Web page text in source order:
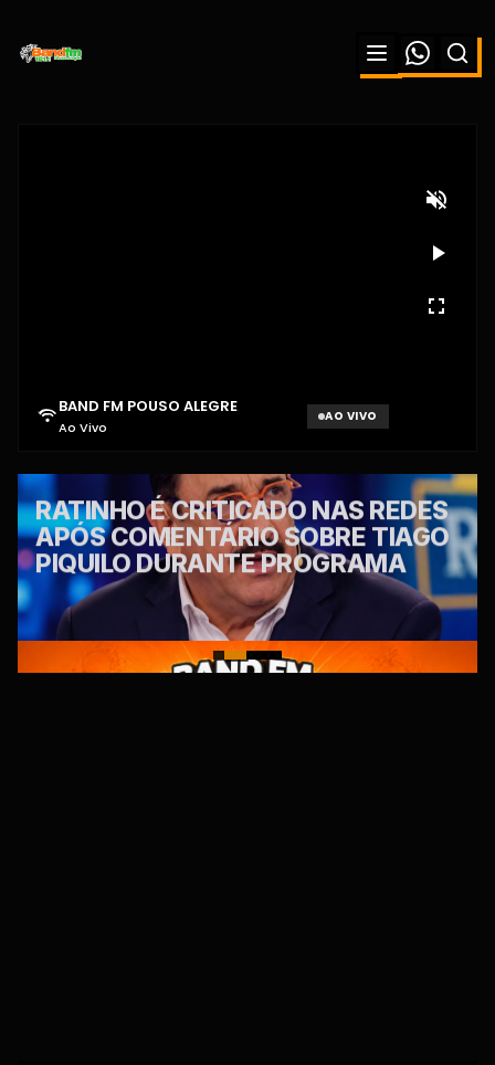
BAND FM POUSO ALEGRE
Ao Vivo
AO VIVO